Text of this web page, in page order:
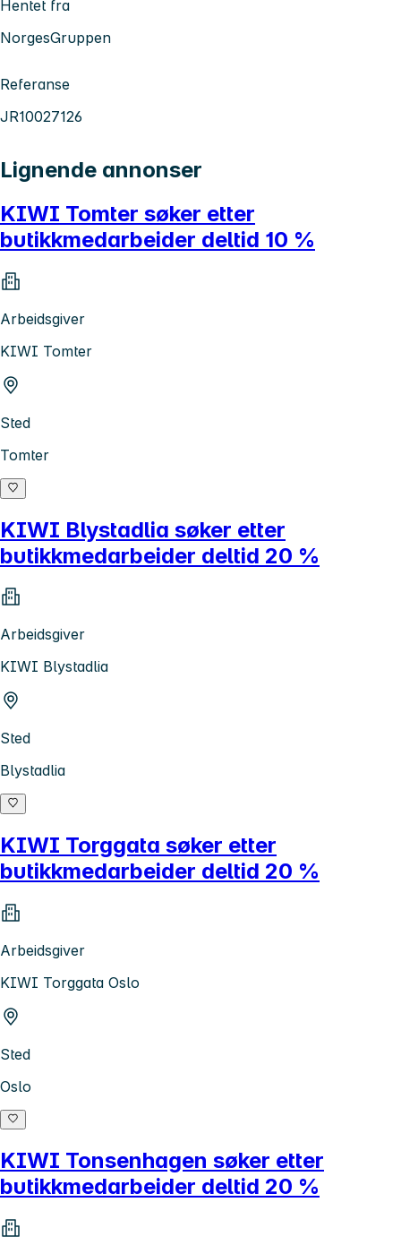
Hentet fra
NorgesGruppen
Referanse
JR10027126
Lignende annonser
KIWI Tomter søker etter
butikkmedarbeider deltid 10 %
Arbeidsgiver
KIWI Tomter
Sted
Tomter
KIWI Blystadlia søker etter
butikkmedarbeider deltid 20 %
Arbeidsgiver
KIWI Blystadlia
Sted
Blystadlia
KIWI Torggata søker etter
butikkmedarbeider deltid 20 %
Arbeidsgiver
KIWI Torggata Oslo
Sted
Oslo
KIWI Tonsenhagen søker etter
butikkmedarbeider deltid 20 %